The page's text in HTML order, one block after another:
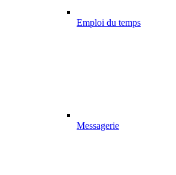
Emploi du temps
Messagerie